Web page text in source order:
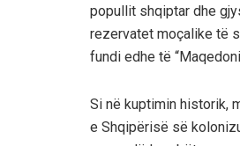
popullit shqiptar dhe
rezervatet moçalike të
fundi edhe të
Si në kuptimin historik,
e Shqipërisë së